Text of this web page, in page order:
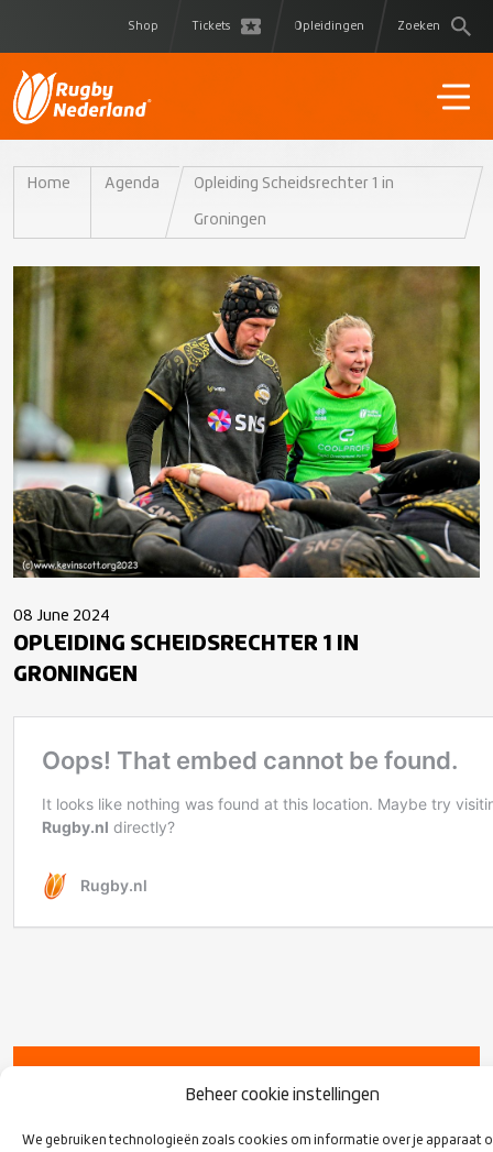
Beheer cookie instellingen
We gebruiken technologieën zoals cookies om informatie over je apparaat
Shop Tickets Opleidingen Zoeken
Home Agenda Opleiding Scheidsrechter 1 in
Groningen
08 June 2024
OPLEIDING SCHEIDSRECHTER 1 IN
GRONINGEN